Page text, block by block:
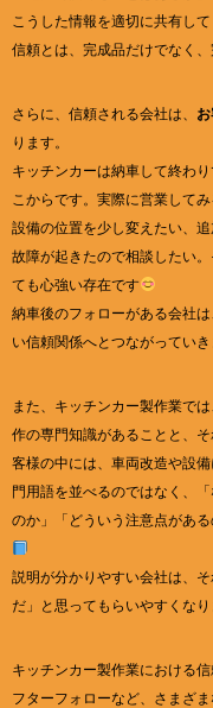
こうした情報を適切に共有し
信頼とは、完成品だけでなく
さらに、信頼される会社は、
ります。
キッチンカーは納車して終わ
こからです。実際に営業して
設備の位置を少し変えたい、
故障が起きたので相談したい
ても心強い存在です
納車後のフォローがある会社
い信頼関係へとつながっていき
また、キッチンカー製作業で
作の専門知識があることと、
客様の中には、車両改造や設
門用語を並べるのではなく、
のか」「どういう注意点があ
説明が分かりやすい会社は、
だ」と思ってもらいやすくなり
キッチンカー製作業における
フターフォローなど、さまざ